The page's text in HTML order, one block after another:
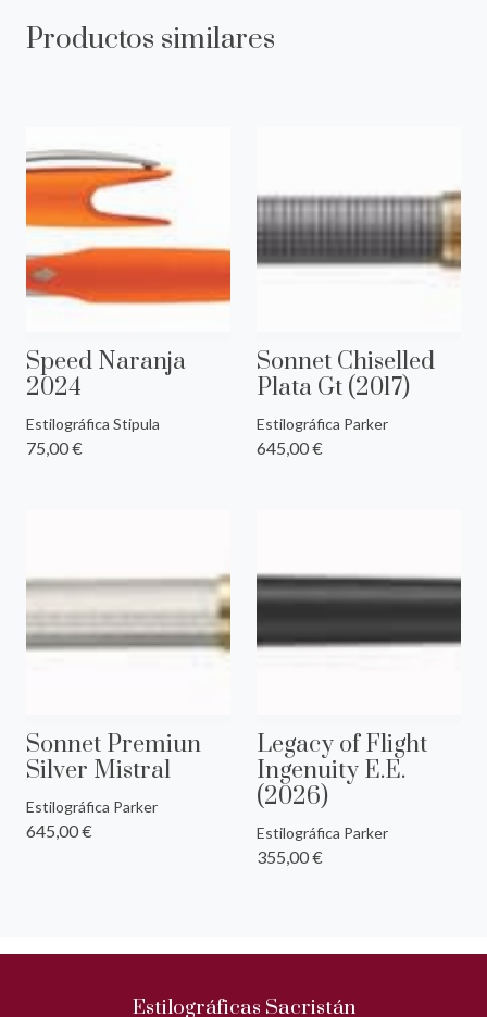
Productos similares
Speed Naranja
2024
Estilográfica Stipula
75,00 €
Sonnet Chiselled
Plata Gt (2017)
Estilográfica Parker
645,00 €
Sonnet Premiun
Silver Mistral
Estilográfica Parker
645,00 €
Legacy of Flight
Ingenuity E.E.
(2026)
Estilográfica Parker
355,00 €
Estilográficas Sacristán